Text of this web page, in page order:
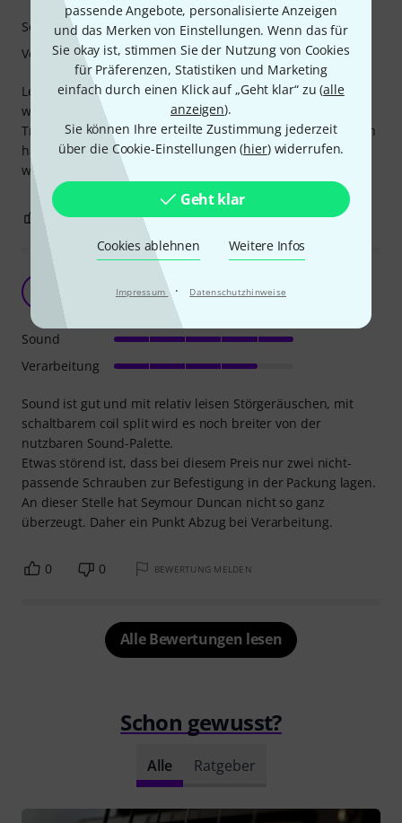
passende Angebote, personalisierte Anzeigen
und das Merken von Einstellungen. Wenn das für
Sie okay ist, stimmen Sie der Nutzung von Cookies
für Präferenzen, Statistiken und Marketing
einfach durch einen Klick auf „Geht klar“ zu (alle
anzeigen).
Sie können Ihre erteilte Zustimmung jederzeit
über die Cookie-Einstellungen (hier) widerrufen.
Geht klar
Cookies ablehnen Weitere Infos
Impressum · Datenschutzhinweise
Leider kann der Pickup den Original Tele-Pickup nicht
wirklich ersetzen, er klingt dumpfer einfach nicht so gut.
Trotzdem ist er sehr solide und brummt natürlich nicht. Ich
habe den Pickup für eine Tour gekauft und werde jetzt
wieder den Original Pickup verwenden.
Sound
Verarbeitung
1 BEWERTUNG MELDEN
Guter brummfreier Hals-Pickup
markla 25.01.2024
Sound ist gut und mit relativ leisen Störgeräuschen, mit
schaltbarem coil split wird es noch breiter von der
nutzbaren Sound-Palette.
Etwas störend ist, dass bei diesem Preis nur zwei nicht-
passende Schrauben zur Befestigung in der Packung lagen.
An dieser Stelle hat Seymour Duncan nicht so ganz
überzeugt. Daher ein Punkt Abzug bei Verarbeitung.
Sound
Verarbeitung
0 0 BEWERTUNG MELDEN
Alle Bewertungen lesen
Schon gewusst?
Alle Ratgeber